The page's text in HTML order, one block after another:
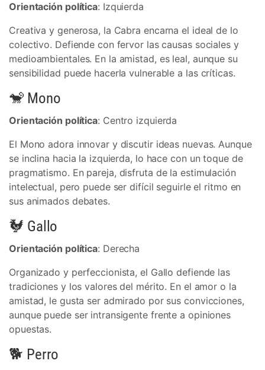
Orientación política: Izquierda
Creativa y generosa, la Cabra encarna el ideal de lo
colectivo. Defiende con fervor las causas sociales y
medioambientales. En la amistad, es leal, aunque su
sensibilidad puede hacerla vulnerable a las críticas.
🐒 Mono
Orientación política: Centro izquierda
El Mono adora innovar y discutir ideas nuevas. Aunque
se inclina hacia la izquierda, lo hace con un toque de
pragmatismo. En pareja, disfruta de la estimulación
intelectual, pero puede ser difícil seguirle el ritmo en
sus animados debates.
🐓 Gallo
Orientación política: Derecha
Organizado y perfeccionista, el Gallo defiende las
tradiciones y los valores del mérito. En el amor o la
amistad, le gusta ser admirado por sus convicciones,
aunque puede ser intransigente frente a opiniones
opuestas.
🐕 Perro